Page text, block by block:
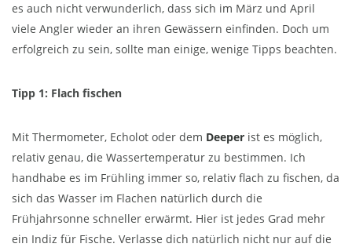
es auch nicht verwunderlich, dass sich im März und April
viele Angler wieder an ihren Gewässern einfinden. Doch um
erfolgreich zu sein, sollte man einige, wenige Tipps beachten.
Tipp 1: Flach fischen
Mit Thermometer, Echolot oder dem Deeper ist es möglich,
relativ genau, die Wassertemperatur zu bestimmen. Ich
handhabe es im Frühling immer so, relativ flach zu fischen, da
sich das Wasser im Flachen natürlich durch die
Frühjahrsonne schneller erwärmt. Hier ist jedes Grad mehr
ein Indiz für Fische. Verlasse dich natürlich nicht nur auf die